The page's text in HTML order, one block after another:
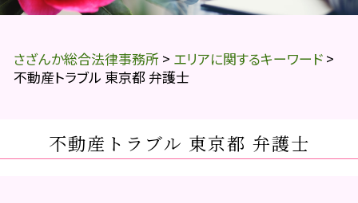
さざんか総合法律事務所 > エリアに関するキーワード >
不動産トラブル 東京都 弁護士
不動産トラブル 東京都 弁護士